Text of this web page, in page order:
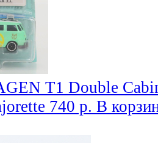
T1 Double
740 р. В